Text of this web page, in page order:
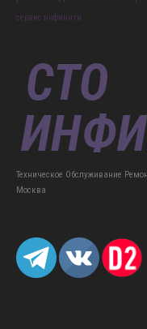
Техническое Обслуживание